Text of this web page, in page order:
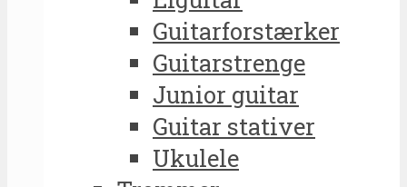
Guitarforstærker
Guitarstrenge
Junior guitar
Guitar stativer
Ukulele